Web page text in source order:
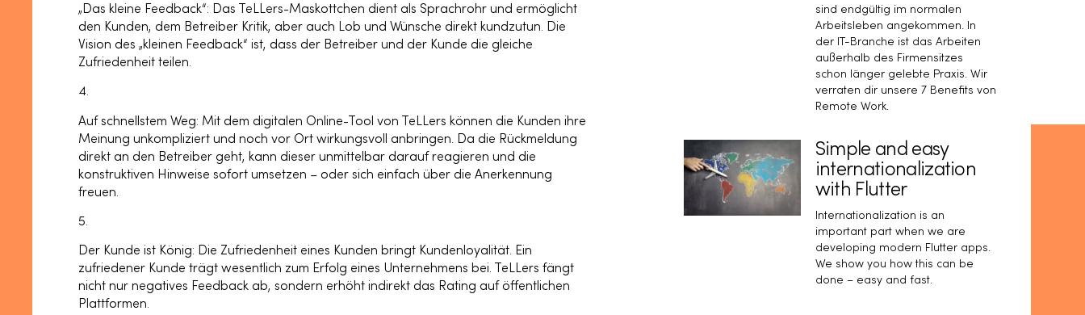
„Das kleine Feedback“: Das TeLLers-Maskottchen dient als Sprachrohr und ermöglicht
den Kunden, dem Betreiber Kritik, aber auch Lob und Wünsche direkt kundzutun. Die
Vision des „kleinen Feedback“ ist, dass der Betreiber und der Kunde die gleiche
Zufriedenheit teilen.
4.
Auf schnellstem Weg: Mit dem digitalen Online-Tool von TeLLers können die Kunden ihre
Meinung unkompliziert und noch vor Ort wirkungsvoll anbringen. Da die Rückmeldung
direkt an den Betreiber geht, kann dieser unmittelbar darauf reagieren und die
konstruktiven Hinweise sofort umsetzen – oder sich einfach über die Anerkennung
freuen.
5.
Der Kunde ist König: Die Zufriedenheit eines Kunden bringt Kundenloyalität. Ein
zufriedener Kunde trägt wesentlich zum Erfolg eines Unternehmens bei. TeLLers fängt
nicht nur negatives Feedback ab, sondern erhöht indirekt das Rating auf öffentlichen
Plattformen.
sind endgültig im normalen
Arbeitsleben angekommen. In
der IT-Branche ist das Arbeiten
außerhalb des Firmensitzes
schon länger gelebte Praxis. Wir
verraten dir unsere 7 Benefits von
Remote Work.
Simple and easy
internationalization
with Flutter
Internationalization is an
important part when we are
developing modern Flutter apps.
We show you how this can be
done – easy and fast.